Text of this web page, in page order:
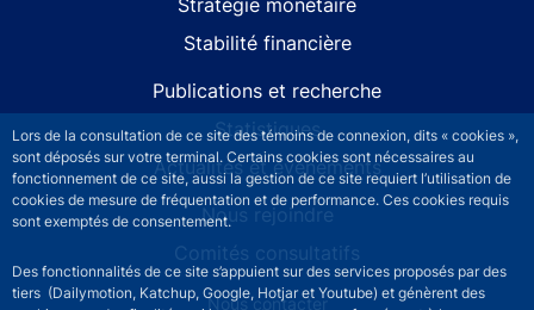
Lors de la consultation de ce site des témoins de connexion, dits « cookies »,
sont déposés sur votre terminal. Certains cookies sont nécessaires au
fonctionnement de ce site, aussi la gestion de ce site requiert l’utilisation de
cookies de mesure de fréquentation et de performance. Ces cookies requis
sont exemptés de consentement.
Des fonctionnalités de ce site s’appuient sur des services proposés par des
tiers (Dailymotion, Katchup, Google, Hotjar et Youtube) et génèrent des
Stratégie monétaire
Stabilité financière
Publications et recherche
Statistiques
Actualités et événements
Nous rejoindre
Comités consultatifs
Footer secondary menuNous contacter